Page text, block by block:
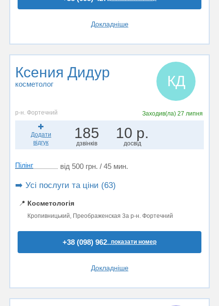
Докладніше
Ксения Дидур
косметолог КД
р-н. Фортечний Заходив(ла) 27 липня
Додати
відгук
185
дзвінків
10 р.
досвід
Пілінг від 500 грн. / 45 мин.
➡️ Усі послуги та ціни (63)
📍 Косметологія
Кропивницький, Преображенская 3а р-н. Фортечний
+38 (098) 962..показати номер
Докладніше